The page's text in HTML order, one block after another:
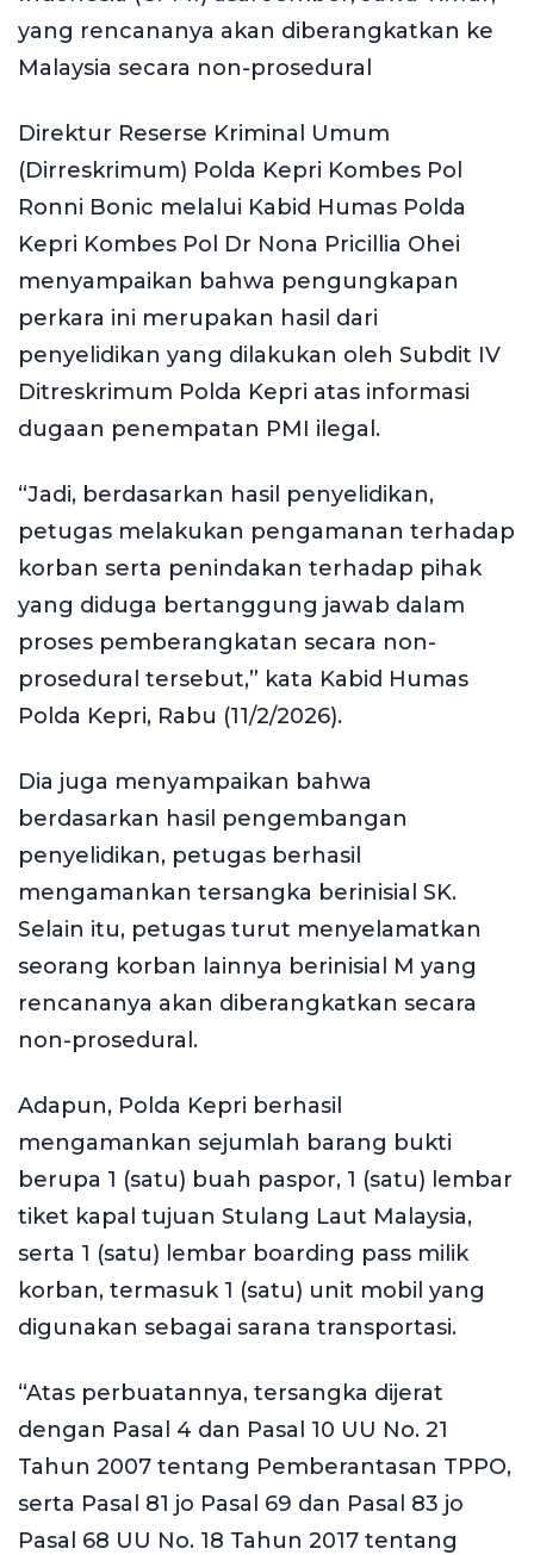
yang rencananya akan diberangkatkan ke
Malaysia secara non-prosedural
Direktur Reserse Kriminal Umum
(Dirreskrimum) Polda Kepri Kombes Pol
Ronni Bonic melalui Kabid Humas Polda
Kepri Kombes Pol Dr Nona Pricillia Ohei
menyampaikan bahwa pengungkapan
perkara ini merupakan hasil dari
penyelidikan yang dilakukan oleh Subdit IV
Ditreskrimum Polda Kepri atas informasi
dugaan penempatan PMI ilegal.
“Jadi, berdasarkan hasil penyelidikan,
petugas melakukan pengamanan terhadap
korban serta penindakan terhadap pihak
yang diduga bertanggung jawab dalam
proses pemberangkatan secara non-
prosedural tersebut,” kata Kabid Humas
Polda Kepri, Rabu (11/2/2026).
Dia juga menyampaikan bahwa
berdasarkan hasil pengembangan
penyelidikan, petugas berhasil
mengamankan tersangka berinisial SK.
Selain itu, petugas turut menyelamatkan
seorang korban lainnya berinisial M yang
rencananya akan diberangkatkan secara
non-prosedural.
Adapun, Polda Kepri berhasil
mengamankan sejumlah barang bukti
berupa 1 (satu) buah paspor, 1 (satu) lembar
tiket kapal tujuan Stulang Laut Malaysia,
serta 1 (satu) lembar boarding pass milik
korban, termasuk 1 (satu) unit mobil yang
digunakan sebagai sarana transportasi.
“Atas perbuatannya, tersangka dijerat
dengan Pasal 4 dan Pasal 10 UU No. 21
Tahun 2007 tentang Pemberantasan TPPO,
serta Pasal 81 jo Pasal 69 dan Pasal 83 jo
Pasal 68 UU No. 18 Tahun 2017 tentang